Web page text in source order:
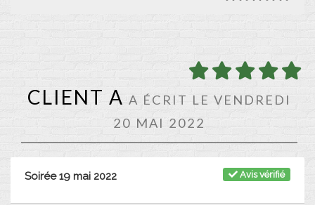
CLIENT A A ÉCRIT LE VENDREDI
20 MAI 2022
Avis vérifié
Soirée 19 mai 2022